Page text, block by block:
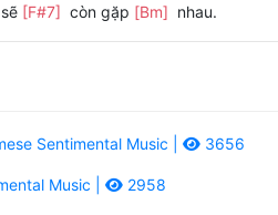
[F#7] còn gặp [Bm] nhau.
Sentimental Music | 3656
Music | 2958